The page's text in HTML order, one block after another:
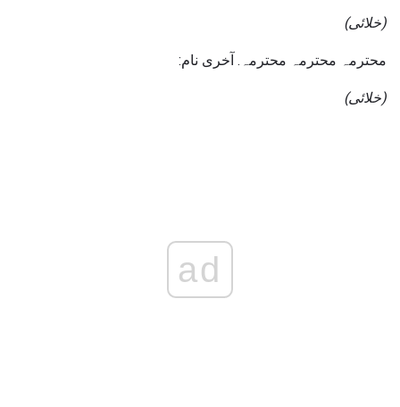
(خلائی)
محترمہ محترمہ محترمہ. آخری نام:
(خلائی)
ad